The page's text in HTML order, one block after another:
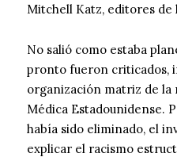
Mitchell Katz, editores de
No salió como estaba
pronto fueron criticados,
organización matriz de la
Médica Estadounidense.
había sido eliminado, el
explicar el racismo